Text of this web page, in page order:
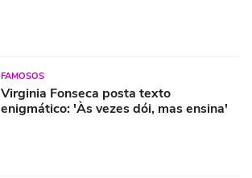
FAMOSOS
Virginia Fonseca posta texto
enigmático: 'Às vezes dói, mas ensina'